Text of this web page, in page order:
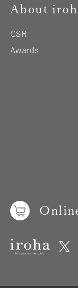
About
CSR
Awards